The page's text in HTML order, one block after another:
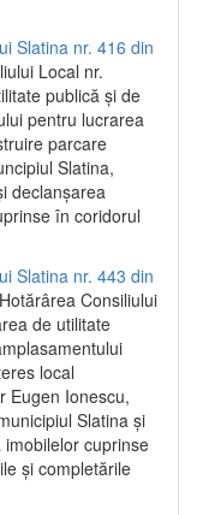
Slatina nr. 416 din
Local nr.
publică și de
pentru lucrarea
parcare
Slatina,
declanșarea
în coridorul
Slatina nr. 443 din
Consiliului
de utilitate
local
Eugen Ionescu,
Slatina şi
cuprinse
şi completările